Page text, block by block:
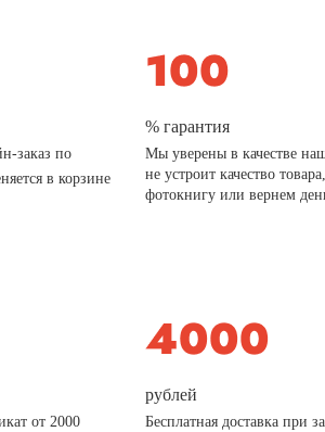
заказ по
в корзине
% гарантия
Мы уверены в качестве
не устроит качество
фотокнигу или вернем
от 2000
рублей
Бесплатная доставка при